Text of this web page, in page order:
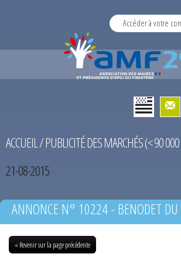
Accéder à votre
ACCUEIL/PUBLICITÉ DES MARCHÉS (< 90
21-08-2015
ANNONCE N° 10224 - BENODET
« Revenir sur la page précédente